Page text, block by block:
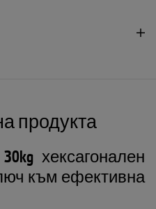
продукта
30kg хексагонален
към ефективна